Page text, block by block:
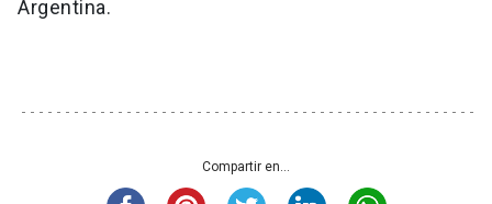
Argentina.
Compartir en...